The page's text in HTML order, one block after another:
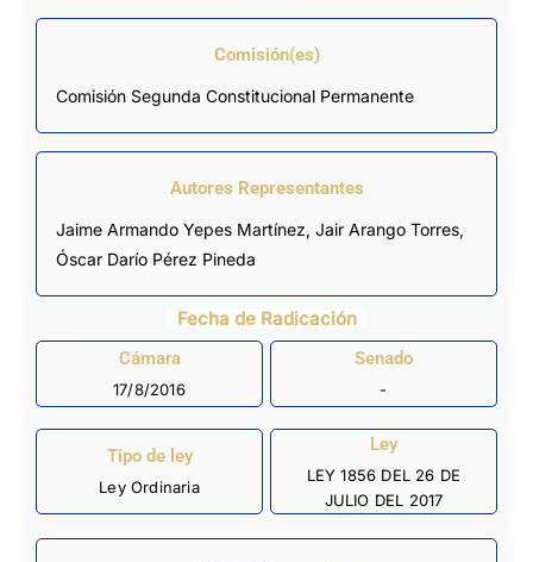
Comisión(es)
Comisión Segunda Constitucional Permanente
Autores Representantes
Jaime Armando Yepes Martínez, Jair Arango Torres,
Óscar Darío Pérez Pineda
Fecha de Radicación
Cámara
17/8/2016
Senado
-
Tipo de ley
Ley Ordinaria
Ley
LEY 1856 DEL 26 DE
JULIO DEL 2017